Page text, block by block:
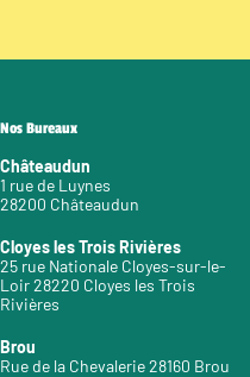
Nos Bureaux
Châteaudun
1 rue de Luynes
28200 Châteaudun
Cloyes les Trois Rivières
25 rue Nationale Cloyes-sur-le-
Loir 28220 Cloyes les Trois
Rivières
Brou
Rue de la Chevalerie 28160 Brou